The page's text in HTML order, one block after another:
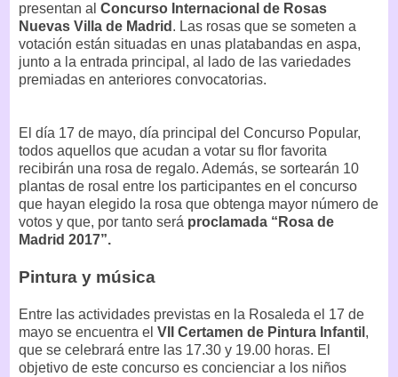
presentan al Concurso Internacional de Rosas
Nuevas Villa de Madrid . Las rosas que se someten a
votación están situadas en unas platabandas en aspa,
junto a la entrada principal, al lado de las variedades
premiadas en anteriores convocatorias.
El día 17 de mayo, día principal del Concurso Popular,
todos aquellos que acudan a votar su flor favorita
recibirán una rosa de regalo. Además, se sortearán 10
plantas de rosal entre los participantes en el concurso
que hayan elegido la rosa que obtenga mayor número de
votos y que, por tanto será proclamada “Rosa de
Madrid 2017”.
Pintura y música
Entre las actividades previstas en la Rosaleda el 17 de
mayo se encuentra el VII Certamen de Pintura Infantil ,
que se celebrará entre las 17.30 y 19.00 horas. El
objetivo de este concurso es concienciar a los niños